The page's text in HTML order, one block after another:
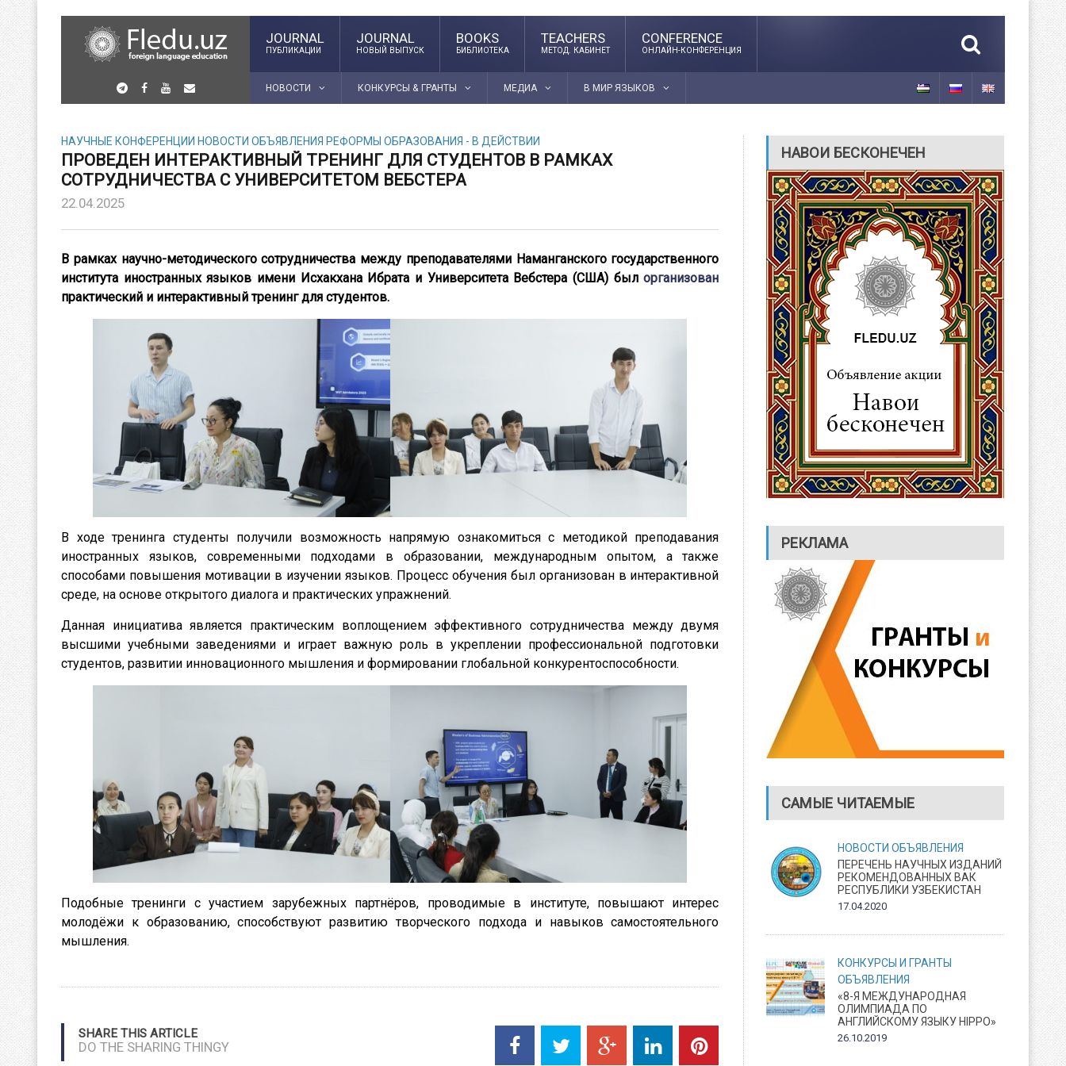
JOURNAL
ПУБЛИКАЦИИ
JOURNAL
НОВЫЙ ВЫПУСК
BOOKS
БИБЛИОТЕКА
TEACHERS
МЕТОД. КАБИНЕТ
CONFERENCE
ОНЛАЙН-КОНФЕРЕНЦИЯ
НОВОСТИ КОНКУРСЫ & ГРАНТЫ МЕДИА В МИР ЯЗЫКОВ
НАУЧНЫЕ КОНФЕРЕНЦИИ НОВОСТИ ОБЪЯВЛЕНИЯ РЕФОРМЫ ОБРАЗОВАНИЯ - В ДЕЙСТВИИ
ПРОВЕДЕН ИНТЕРАКТИВНЫЙ ТРЕНИНГ ДЛЯ СТУДЕНТОВ В РАМКАХ
СОТРУДНИЧЕСТВА С УНИВЕРСИТЕТОМ ВЕБСТЕРА
22.04.2025
В рамках научно-методического сотрудничества между преподавателями Наманганского государственного
института иностранных языков имени Исхакхана Ибрата и Университета Вебстера (США) былорганизован
практический и интерактивный тренинг для студентов.
В ходе тренинга студенты получили возможность напрямую ознакомиться с методикой преподавания
иностранных языков, современными подходами в образовании, международным опытом, а также
способами повышения мотивации в изучении языков. Процесс обучения был организован в интерактивной
среде, на основе открытого диалога и практических упражнений.
Данная инициатива является практическим воплощением эффективного сотрудничества между двумя
высшими учебными заведениями и играет важную роль в укреплении профессиональной подготовки
студентов, развитии инновационного мышления и формировании глобальной конкурентоспособности.
Подобные тренинги с участием зарубежных партнёров, проводимые в институте, повышают интерес
молодёжи к образованию, способствуют развитию творческого подхода и навыков самостоятельного
мышления.
SHARE THIS ARTICLE
DO THE SHARING THINGY
НАВОИ БЕСКОНЕЧЕН
РЕКЛАМА
САМЫЕ ЧИТАЕМЫЕ
НОВОСТИ ОБЪЯВЛЕНИЯ
ПЕРЕЧЕНЬ НАУЧНЫХ ИЗДАНИЙ
РЕКОМЕНДОВАННЫХ ВАК
РЕСПУБЛИКИ УЗБЕКИСТАН
17.04.2020
КОНКУРСЫ И ГРАНТЫ
ОБЪЯВЛЕНИЯ
«8-Я МЕЖДУНАРОДНАЯ
ОЛИМПИАДА ПО
АНГЛИЙСКОМУ ЯЗЫКУ HIPPO»
26.10.2019